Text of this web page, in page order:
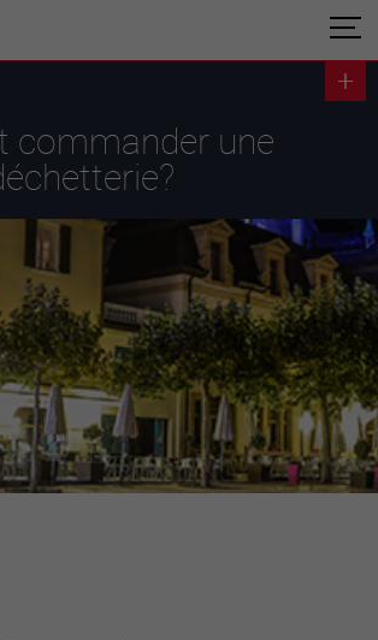
commander une